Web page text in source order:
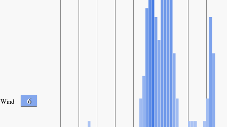
Wind 6